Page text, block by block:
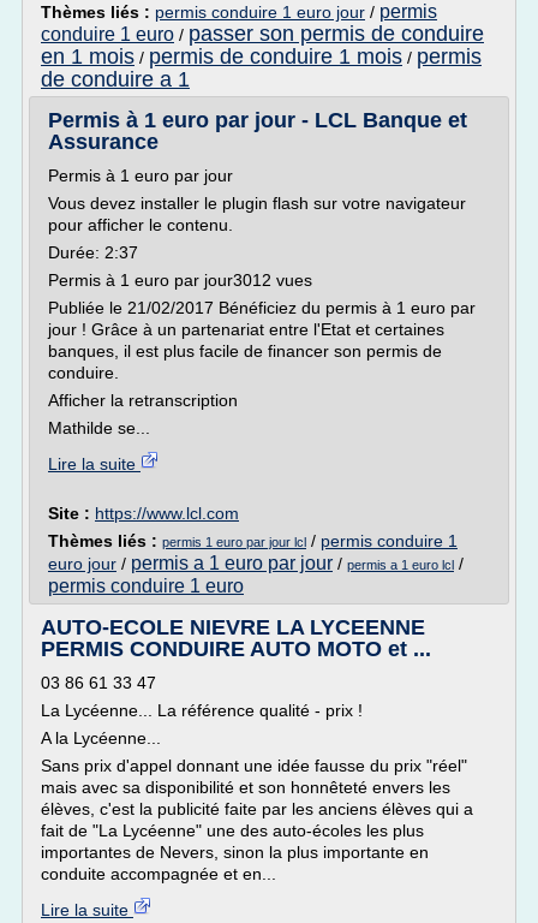
Thèmes liés : permis conduire 1 euro jour / permis
conduire 1 euro / passer son permis de conduire
en 1 mois / permis de conduire 1 mois / permis
de conduire a 1
Permis à 1 euro par jour - LCL Banque et
Assurance
Permis à 1 euro par jour
Vous devez installer le plugin flash sur votre navigateur
pour afficher le contenu.
Durée: 2:37
Permis à 1 euro par jour3012 vues
Publiée le 21/02/2017 Bénéficiez du permis à 1 euro par
jour ! Grâce à un partenariat entre l'Etat et certaines
banques, il est plus facile de financer son permis de
conduire.
Afficher la retranscription
Mathilde se...
Lire la suite
Site : https://www.lcl.com
Thèmes liés : permis 1 euro par jour lcl / permis conduire 1
euro jour / permis a 1 euro par jour / permis a 1 euro lcl /
permis conduire 1 euro
AUTO-ECOLE NIEVRE LA LYCEENNE
PERMIS CONDUIRE AUTO MOTO et ...
03 86 61 33 47
La Lycéenne... La référence qualité - prix !
A la Lycéenne...
Sans prix d'appel donnant une idée fausse du prix "réel"
mais avec sa disponibilité et son honnêteté envers les
élèves, c'est la publicité faite par les anciens élèves qui a
fait de "La Lycéenne" une des auto-écoles les plus
importantes de Nevers, sinon la plus importante en
conduite accompagnée et en...
Lire la suite